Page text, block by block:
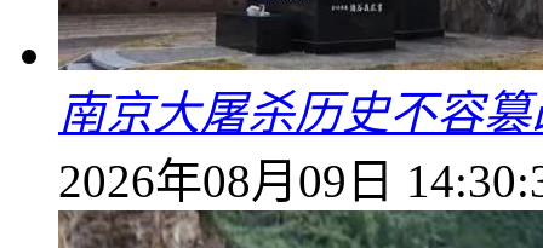
南京大屠杀历史不容
2026年08月09日